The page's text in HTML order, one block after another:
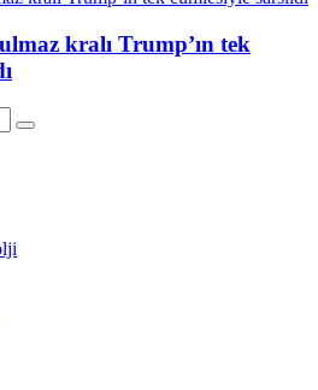
kralı Trump’ın tek